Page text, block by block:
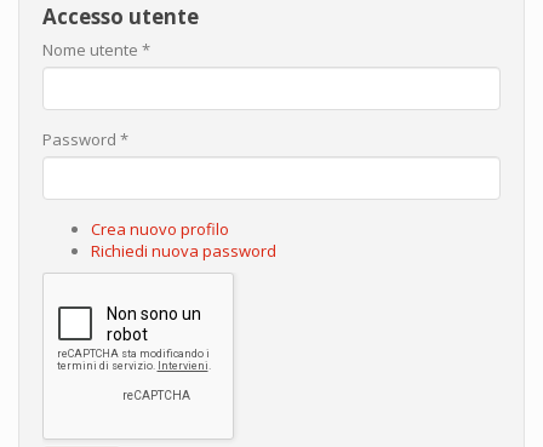
Accesso utente
Nome utente *
Password *
Crea nuovo profilo
Richiedi nuova password